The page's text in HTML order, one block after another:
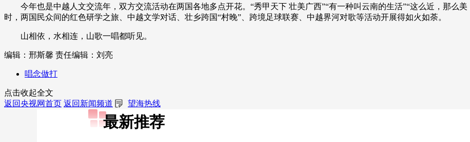
今年也是中越人文交流年，双方交流活动在两国各地多点开花。“秀甲天下 壮美广西”“有一种叫云南的生活”“这么近，那么
时，两国民众间的红色研学之旅、中越文学对话、壮乡跨国“村晚”、跨境足球联赛、中越界河对歌等活动开展得如火如荼。
山相依，水相连，山歌一唱都听见。
编辑：邢斯馨 责任编辑：刘亮
唱念做打
点击收起全文
返回央视网首页 返回新闻频道 望海热线
最新推荐